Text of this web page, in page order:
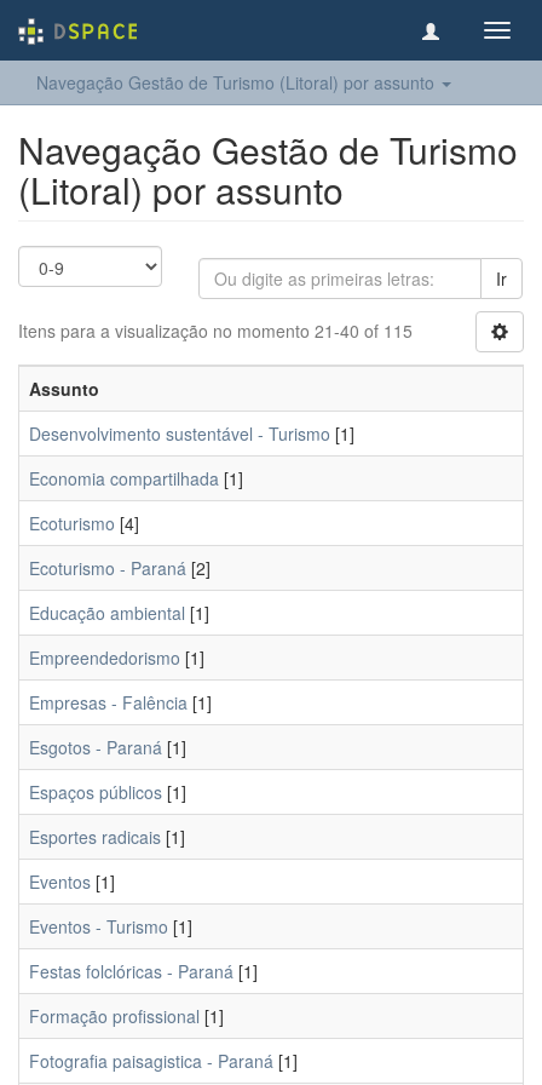
Navegação Gestão de Turismo (Litoral) por assunto
Navegação Gestão de Turismo
(Litoral) por assunto
Ir
Itens para a visualização no momento 21-40 of 115
Assunto
Desenvolvimento sustentável - Turismo [1]
Economia compartilhada [1]
Ecoturismo [4]
Ecoturismo - Paraná [2]
Educação ambiental [1]
Empreendedorismo [1]
Empresas - Falência [1]
Esgotos - Paraná [1]
Espaços públicos [1]
Esportes radicais [1]
Eventos [1]
Eventos - Turismo [1]
Festas folclóricas - Paraná [1]
Formação profissional [1]
Fotografia paisagistica - Paraná [1]